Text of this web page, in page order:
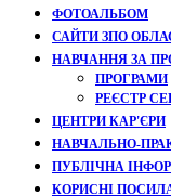
ФОТОАЛЬБОМ
САЙТИ ЗПО
НАВЧАННЯ ЗА
ПРОГРАМИ
РЕЄСТР
ЦЕНТРИ КАР'ЄРИ
НАВЧАЛЬНО-
ПУБЛІЧНА
КОРИСНІ